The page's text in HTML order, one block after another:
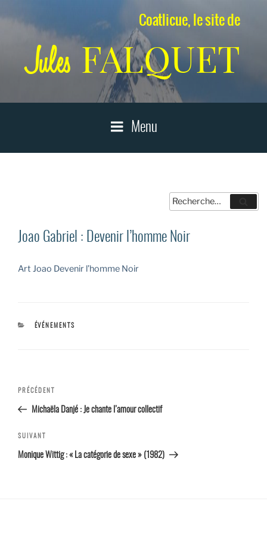
Coatlicue, le site de
Jules FALQUET
Menu
Recherche
pour
Joao Gabriel : Devenir l’homme Noir
Art Joao Devenir l’homme Noir
CATÉGORIES
ÉVÉNEMENTS
Navigation
de l’article
Article
précédent
PRÉCÉDENT
Michaëla Danjé : Je chante l’amour collectif
Article
suivant
SUIVANT
Monique Wittig : « La catégorie de sexe » (1982)